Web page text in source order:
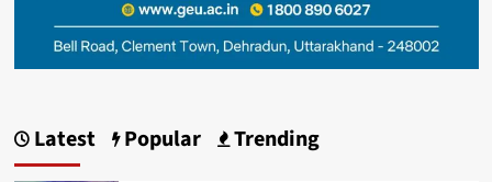
Latest Popular Trending